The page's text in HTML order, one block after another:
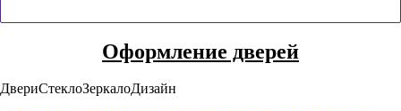
Оформление дверей
ДвериСтеклоЗеркалоДизайн